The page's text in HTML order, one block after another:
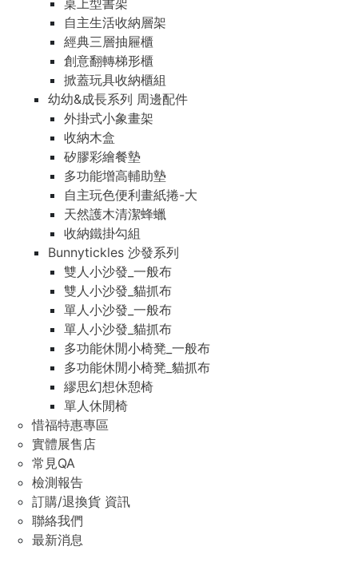
桌上型書架
自主生活收納層架
經典三層抽屜櫃
創意翻轉梯形櫃
掀蓋玩具收納櫃組
幼幼&成長系列 周邊配件
外掛式小象畫架
收納木盒
矽膠彩繪餐墊
多功能增高輔助墊
自主玩色便利畫紙捲-大
天然護木清潔蜂蠟
收納鐵掛勾組
Bunnytickles 沙發系列
雙人小沙發_一般布
雙人小沙發_貓抓布
單人小沙發_一般布
單人小沙發_貓抓布
多功能休閒小椅凳_一般布
多功能休閒小椅凳_貓抓布
繆思幻想休憩椅
單人休閒椅
惜福特惠專區
實體展售店
常見QA
檢測報告
訂購/退換貨 資訊
聯絡我們
最新消息